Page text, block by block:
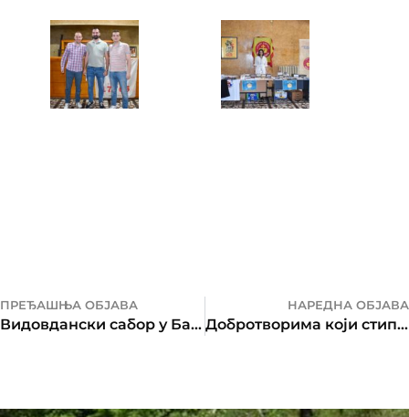
ПРЕЂАШЊА ОБЈАВА
Видовдански сабор у Бањалуци
НАРЕДНА ОБЈАВА
Добротворима који стипендирају српске ђаке на Косову и Метохији